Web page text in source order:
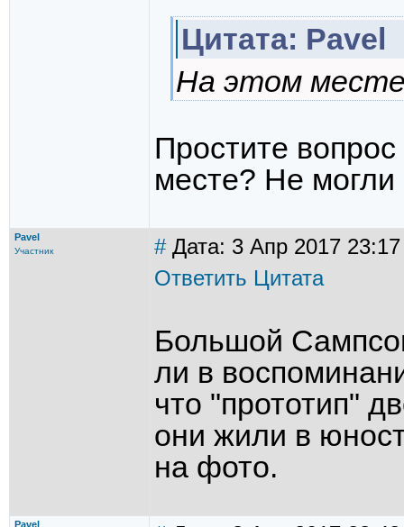
Цитата: Pavel
На этом
Простите
месте? Не
Pavel
Участник #Дата: 3 Апр 2017 23:17
Ответить Цитата
Большой
ли в
что "прототип"
они жили в
на фото.
Pavel